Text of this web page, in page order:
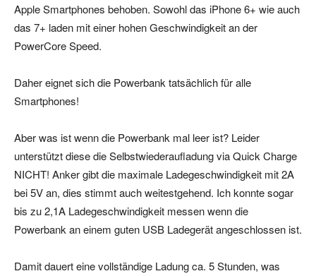
Apple Smartphones behoben. Sowohl das iPhone 6+ wie auch
das 7+ laden mit einer hohen Geschwindigkeit an der
PowerCore Speed.
Daher eignet sich die Powerbank tatsächlich für alle
Smartphones!
Aber was ist wenn die Powerbank mal leer ist? Leider
unterstützt diese die Selbstwiederaufladung via Quick Charge
NICHT! Anker gibt die maximale Ladegeschwindigkeit mit 2A
bei 5V an, dies stimmt auch weitestgehend. Ich konnte sogar
bis zu 2,1A Ladegeschwindigkeit messen wenn die
Powerbank an einem guten USB Ladegerät angeschlossen ist.
Damit dauert eine vollständige Ladung ca. 5 Stunden, was